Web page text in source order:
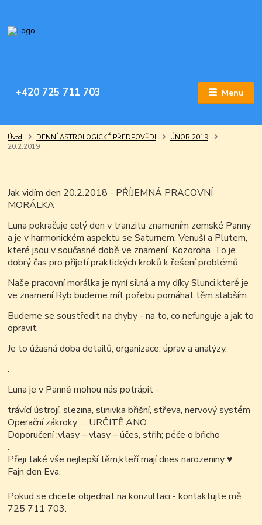
Menu
+420 725 711 703
Úvod DENNÍ ASTROLOGICKÉ PŘEDPOVĚDI
ÚNOR 2019
20.2.2019
.
Jak vidím den 20.2.2018 - PŘÍJEMNÁ PRACOVNÍ
MORÁLKA
Luna pokračuje celý den v tranzitu znamením zemské Panny
a je v harmonickém aspektu se Saturnem, Venuší a Plutem,
které jsou v současné době ve znamení Kozoroha. To je
dobrý čas pro přijetí praktických kroků k řešení problémů.
Naše pracovní morálka je nyní silná a my díky Slunci,které je
ve znamení Ryb budeme mít pořebu pomáhat těm slabším.
Budeme se soustředit na chyby - na to, co nefunguje a jak to
opravit.
Je to úžasná doba detailů, organizace, úprav a analýzy.
.
Luna je v Panně mohou nás potrápit -
trávící ústrojí, slezina, slinivka břišní, střeva, nervový systém
Operační zákroky .... URČITĚ ANO
Doporučení :vlasy – vlasy – účes, střih; péče o břicho
.
Přeji také vše nejlepší těm,kteří mají dnes narozeniny♥
Fajn den Eva.
Pokud se chcete objednat na konzultaci - kontaktujte mě
725 711 703.